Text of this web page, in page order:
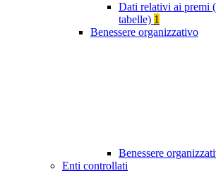
Dati relativi ai premi
tabelle) 1
Benessere organizzativo
Benessere
Enti controllati